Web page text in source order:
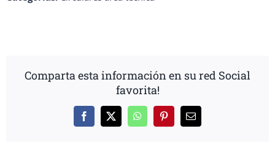
Comparta esta información en su red Social
favorita!
Facebook
X WhatsAppPinterestCorreo